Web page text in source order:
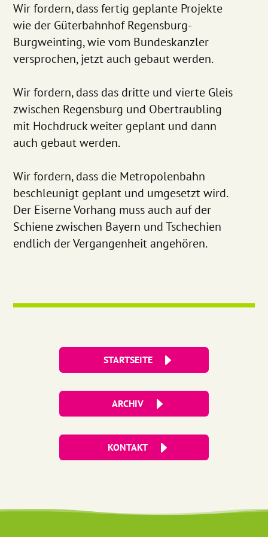
Wir fordern, dass fertig geplante Projekte
wie der Güterbahnhof Regensburg-
Burgweinting, wie vom Bundeskanzler
versprochen, jetzt auch gebaut werden.
Wir fordern, dass das dritte und vierte Gleis
zwischen Regensburg und Obertraubling
mit Hochdruck weiter geplant und dann
auch gebaut werden.
Wir fordern, dass die Metropolenbahn
beschleunigt geplant und umgesetzt wird.
Der Eiserne Vorhang muss auch auf der
Schiene zwischen Bayern und Tschechien
endlich der Vergangenheit angehören.
STARTSEITE
ARCHIV
KONTAKT